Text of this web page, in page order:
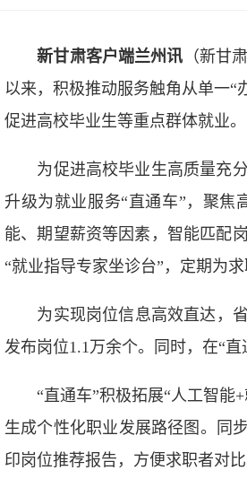
新甘肃客户端兰州讯 （新甘
以来，积极推动服务触角从单一“
促进高校毕业生等重点群体就业。
为促进高校毕业生高质量充分
升级为就业服务“直通车”，聚焦
能、期望薪资等因素，智能匹配
“就业指导专家坐诊台”，定期为
为实现岗位信息高效直达，省
发布岗位1.1万余个。同时，在“
“直通车”积极拓展“人工智能+
生成个性化职业发展路径图。同
印岗位推荐报告，方便求职者对